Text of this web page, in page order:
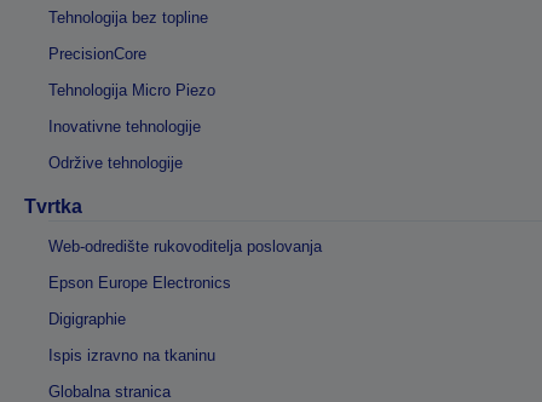
Tehnologija bez topline
PrecisionCore
Tehnologija Micro Piezo
Inovativne tehnologije
Održive tehnologije
Tvrtka
Web-odredište rukovoditelja poslovanja
Epson Europe Electronics
Digigraphie
Ispis izravno na tkaninu
Globalna stranica